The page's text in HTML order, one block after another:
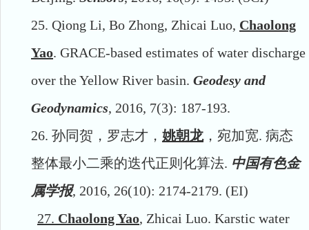
25. Qiong Li, Bo Zhong, Zhicai Luo, Chaolong
Yao. GRACE-based estimates of water discharge
over the Yellow River basin. Geodesy and
Geodynamics, 2016, 7(3): 187-193.
26. 孙同贺，罗志才， 姚朝龙，宛加宽. 病态
整体最小二乘的迭代正则化算法. 中国有色金
属学报, 2016, 26(10): 2174-2179. (EI)
27. Chaolong Yao, Zhicai Luo. Karstic water